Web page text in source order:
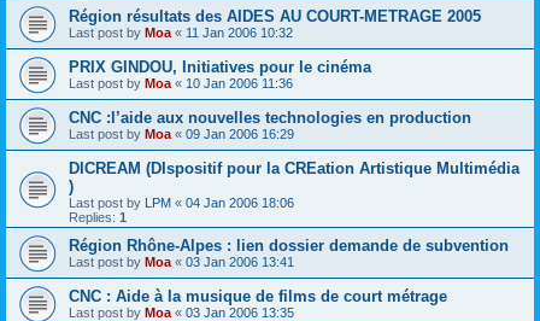
Région résultats des AIDES AU COURT-METRAGE 2005
Last post by Moa « 11 Jan 2006 10:32
PRIX GINDOU, Initiatives pour le cinéma
Last post by Moa « 10 Jan 2006 11:36
CNC :l’aide aux nouvelles technologies en production
Last post by Moa « 09 Jan 2006 16:29
DICREAM (DIspositif pour la CREation Artistique Multimédia
)
Last post by LPM « 04 Jan 2006 18:06
Replies: 1
Région Rhône-Alpes : lien dossier demande de subvention
Last post by Moa « 03 Jan 2006 13:41
CNC : Aide à la musique de films de court métrage
Last post by Moa « 03 Jan 2006 13:35